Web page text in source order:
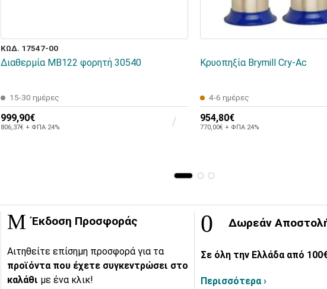
ΚΩΔ. 17547-00
Διαθερμία MB122 φορητή 30540
15-30 ημέρες
999,90€
806,37€ + ΦΠΑ 24%
Κρυοπηξία Brymill Cry-Ac
4-6 ημέρες
954,80€
770,00€ + ΦΠΑ 24%
Έκδοση Προσφοράς
Αιτηθείτε επίσημη προσφορά για τα
προϊόντα που έχετε συγκεντρώσει στο
καλάθι με ένα κλικ!
Δωρεάν
Σε όλη την Ελλάδα από
Περισσότερα ›